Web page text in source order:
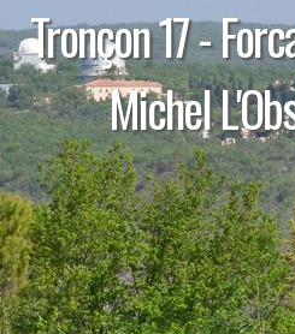
Tronçon 17 -
Michel